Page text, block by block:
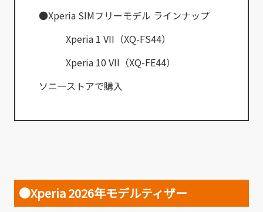
●Xperia SIMフリーモデル ラインナップ
Xperia 1 VII（XQ-FS44）
Xperia 10 VII（XQ-FE44）
ソニーストアで購入
●Xperia 2026年モデルティザー